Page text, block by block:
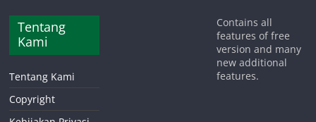
Tentang
Kami
Tentang Kami
Copyright
Contains all
features of free
version and many
new additional
features.